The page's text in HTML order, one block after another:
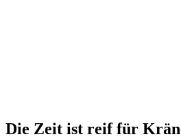
Die Zeit ist reif für